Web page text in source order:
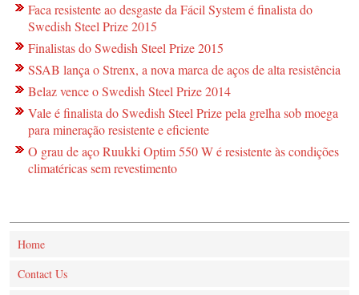
Faca resistente ao desgaste da Fácil System é finalista do
Swedish Steel Prize 2015
Finalistas do Swedish Steel Prize 2015
SSAB lança o Strenx, a nova marca de aços de alta resistência
Belaz vence o Swedish Steel Prize 2014
Vale é finalista do Swedish Steel Prize pela grelha sob moega
para mineração resistente e eficiente
O grau de aço Ruukki Optim 550 W é resistente às condições
climatéricas sem revestimento
Home
Contact Us